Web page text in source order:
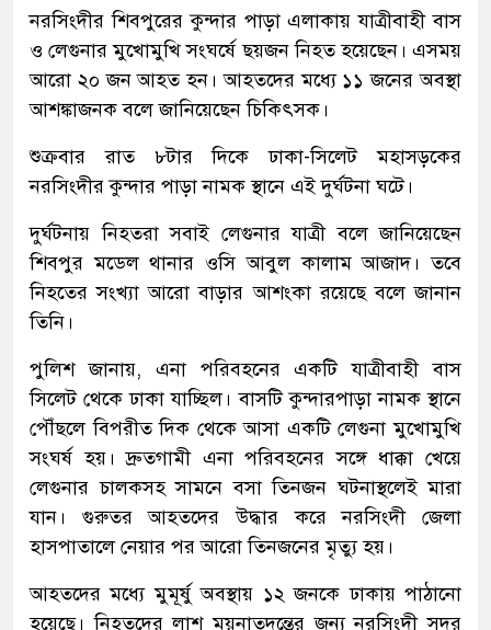
নরসিংদীর শিবপুরের কুন্দার পাড়া এলাকায় যাত্রীবাহী বাস
ও লেগুনার মুখোমুখি সংঘর্ষে ছয়জন নিহত হয়েছেন। এসময়
আরো ২০ জন আহত হন। আহতদের মধ্যে ১১ জনের অবস্থা
আশঙ্কাজনক বলে জানিয়েছেন চিকিৎসক।
শুক্রবার রাত ৮টার দিকে ঢাকা-সিলেট মহাসড়কের
নরসিংদীর কুন্দার পাড়া নামক স্থানে এই দুর্ঘটনা ঘটে।
দুর্ঘটনায় নিহতরা সবাই লেগুনার যাত্রী বলে জানিয়েছেন
শিবপুর মডেল থানার ওসি আবুল কালাম আজাদ। তবে
নিহতের সংখ্যা আরো বাড়ার আশংকা রয়েছে বলে জানান
তিনি।
পুলিশ জানায়, এনা পরিবহনের একটি যাত্রীবাহী বাস
সিলেট থেকে ঢাকা যাচ্ছিল। বাসটি কুন্দারপাড়া নামক স্থানে
পৌঁছলে বিপরীত দিক থেকে আসা একটি লেগুনা মুখোমুখি
সংঘর্ষ হয়। দ্রুতগামী এনা পরিবহনের সঙ্গে ধাক্কা খেয়ে
লেগুনার চালকসহ সামনে বসা তিনজন ঘটনাস্থলেই মারা
যান। গুরুতর আহতদের উদ্ধার করে নরসিংদী জেলা
হাসপাতালে নেয়ার পর আরো তিনজনের মৃত্যু হয়।
আহতদের মধ্যে মুমূর্ষু অবস্থায় ১২ জনকে ঢাকায় পাঠানো
হয়েছে। নিহতদের লাশ ময়নাতদন্তের জন্য নরসিংদী সদর